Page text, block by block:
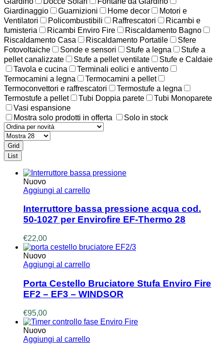
Giardinaggio
Guarnizioni Home decor
Motori e
Ventilatori
Policombustibili Raffrescatori
Ricambi e
fumisteria
Ricambi Enviro Fire
Riscaldamento Bagno
Riscaldamento Casa
Riscaldamento Portatile
Sfere
Fotovoltaiche
Sonde e sensori Stufe a legna
Stufe a
pellet canalizzate
Stufe a pellet ventilate
Stufe e Caldaie
Tavola e cucina
Terminali eolici e antivento
Termocamini a legna
Termocamini a pellet
Termoconvettori e raffrescatori
Termostufe a legna
Termostufe a pellet
Tubi Doppia parete
Tubi Monoparete
Vasi espansione
Mostra solo prodotti in offerta
Solo in stock
Grid
List
Nuovo
Aggiungi al carrello
Interruttore bassa pressione acqua cod.
50-1027 per Envirofire EF-Thermo 28
€22,00
Nuovo
Aggiungi al carrello
Porta Cestello Bruciatore Stufa Enviro Fire
EF2 – EF3 – WINDSOR
€95,00
Nuovo
Aggiungi al carrello